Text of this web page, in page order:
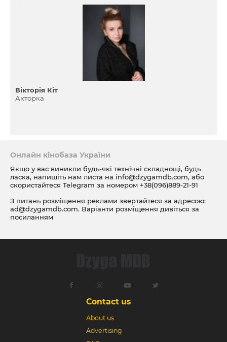
Вікторія Кіт
Акторка
Онлайн кінобаза України
Якщо у вас виникли будь-які технічні складнощі, будь
ласка, напишіть нам листа на info@dzygamdb.com, або
скористайтеся Telegram за номером +38(096)889-21-91
З питань розміщення реклами звертайтеся за адресою:
ad@dzygamdb.com. Варіанти розміщення дивіться за
посиланням
Contact us
About us
Advertising